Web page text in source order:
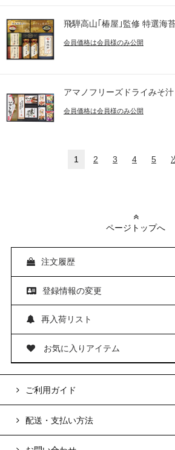
飛騨高山｢椿屋｣監修 特選海
会員価格は会員様のみ公開
アマノフリーズドライみそ
会員価格は会員様のみ公開
1 2 3 4 5
ページトップへ
注文履歴
登録情報の変更
再入荷リスト
お気に入りアイテム
ご利用ガイド
配送・支払い方法